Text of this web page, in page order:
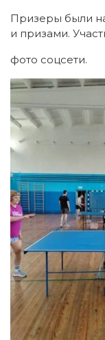
Призеры были
и призами.
фото соцсети.